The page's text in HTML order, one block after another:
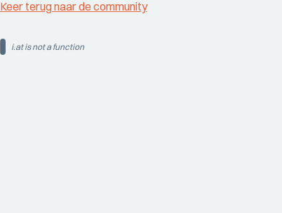
Keer terug naar de community
i.at is not a function